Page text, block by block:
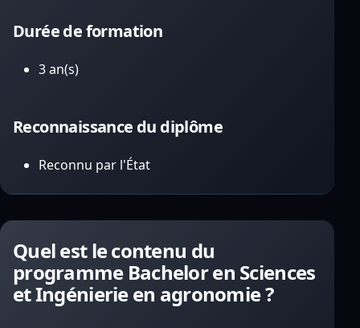
Durée de formation
3 an(s)
Reconnaissance du diplôme
Reconnu par l'État
Quel est le contenu du
programme Bachelor en Sciences
et Ingénierie en agronomie ?